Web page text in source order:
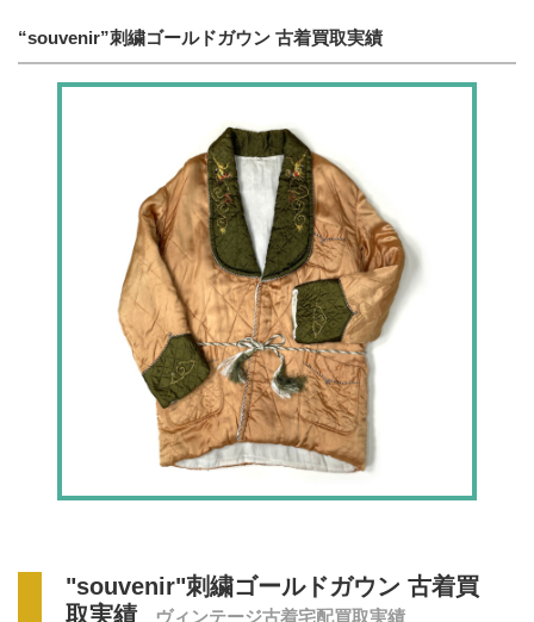
“souvenir”刺繍ゴールドガウン 古着買取実績
"souvenir"刺繍ゴールドガウン 古着買
取実績
ヴィンテージ古着宅配買取実績